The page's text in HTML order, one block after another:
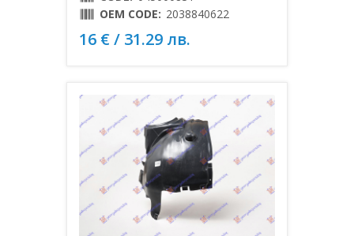
OEM CODE: 2038840622
16 € / 31.29 лв.